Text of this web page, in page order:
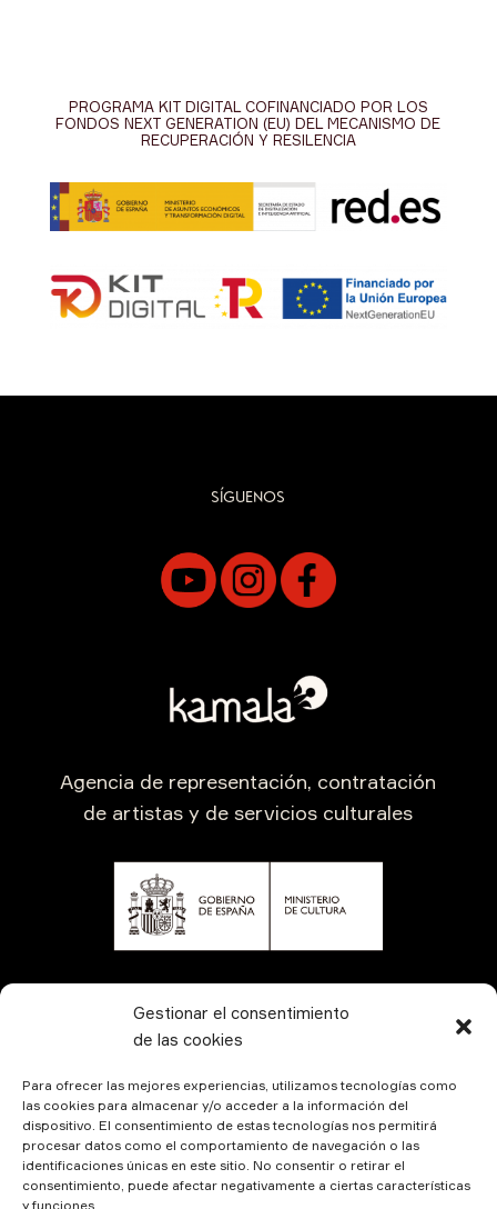
Gestionar el consentimiento
de las cookies
Para ofrecer las mejores experiencias, utilizamos tecnologías como
las cookies para almacenar y/o acceder a la información del
dispositivo. El consentimiento de estas tecnologías nos permitirá
procesar datos como el comportamiento de navegación o las
identificaciones únicas en este sitio. No consentir o retirar el
consentimiento, puede afectar negativamente a ciertas características
y funciones.
PROGRAMA KIT DIGITAL COFINANCIADO POR LOS
FONDOS NEXT GENERATION (EU) DEL MECANISMO DE
RECUPERACIÓN Y RESILENCIA
SÍGUENOS
Agencia de representación, contratación
de artistas y de servicios culturales